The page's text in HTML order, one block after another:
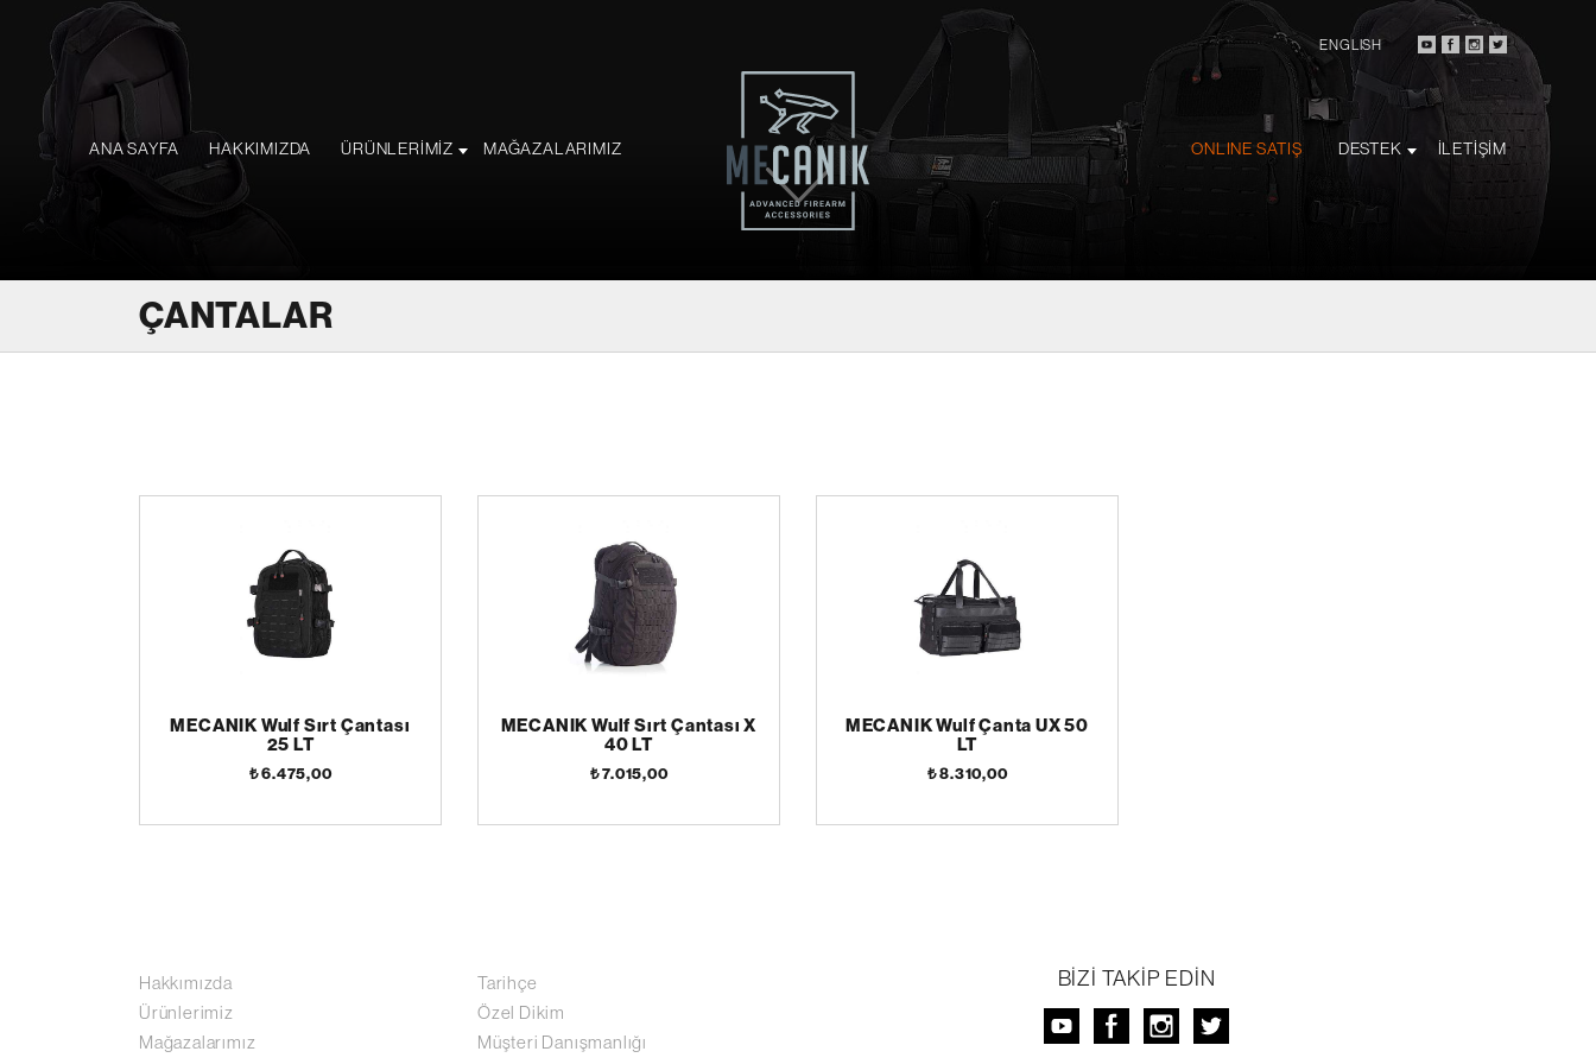
ENGLISH
ANA SAYFA HAKKIMIZDA ÜRÜNLERİMİZ MAĞAZALARIMIZ İLETİŞİM
DESTEK
ONLINE SATIŞ
ÇANTALAR
MECANIK Wulf Sırt Çantası
25 LT
₺ 6.475,00
MECANIK Wulf Sırt Çantası X
40 LT
₺ 7.015,00
MECANIK Wulf Çanta UX 50
LT
₺ 8.310,00
Hakkımızda
Ürünlerimiz
Mağazalarımız
Tarihçe
Özel Dikim
Müşteri Danışmanlığı
BİZİ TAKİP EDİN